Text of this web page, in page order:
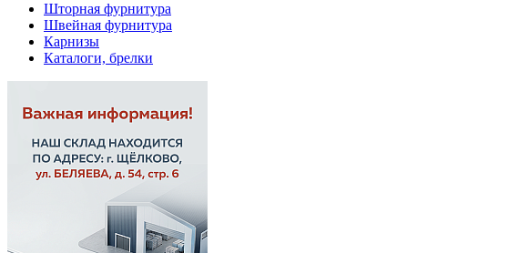
Шторная фурнитура
Швейная фурнитура
Карнизы
Каталоги, брелки